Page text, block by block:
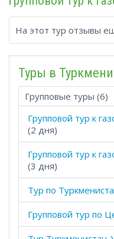
На этот тур отзывы
Туры в
Групповые туры (6)
Групповой тур к
(2 дня)
Групповой тур к
(3 дня)
Тур по
Групповой тур по